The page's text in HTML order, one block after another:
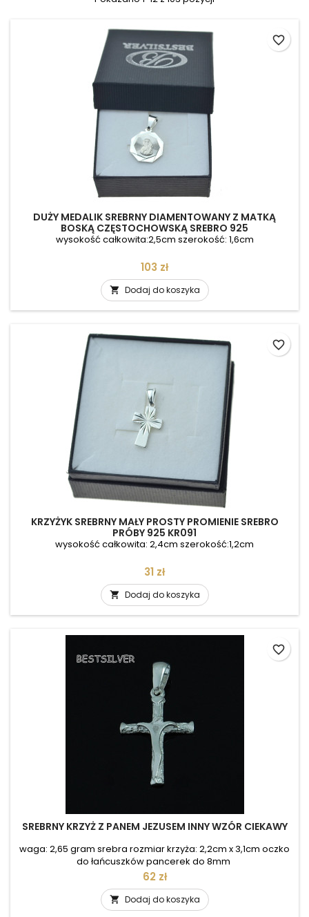
DUŻY MEDALIK SREBRNY DIAMENTOWANY Z MATKĄ
BOSKĄ CZĘSTOCHOWSKĄ SREBRO 925
wysokość całkowita:2,5cm szerokość: 1,6cm
Cena
103 zł
 Dodaj do koszyka
favorite_border
KRZYŻYK SREBRNY MAŁY PROSTY PROMIENIE SREBRO
PRÓBY 925 KR091
wysokość całkowita: 2,4cm szerokość:1,2cm
Cena
31 zł
 Dodaj do koszyka
favorite_border
SREBRNY KRZYŻ Z PANEM JEZUSEM INNY WZÓR CIEKAWY
waga: 2,65 gram srebra rozmiar krzyża: 2,2cm x 3,1cm oczko
do łańcuszków pancerek do 8mm
Cena
62 zł
 Dodaj do koszyka
favorite_border